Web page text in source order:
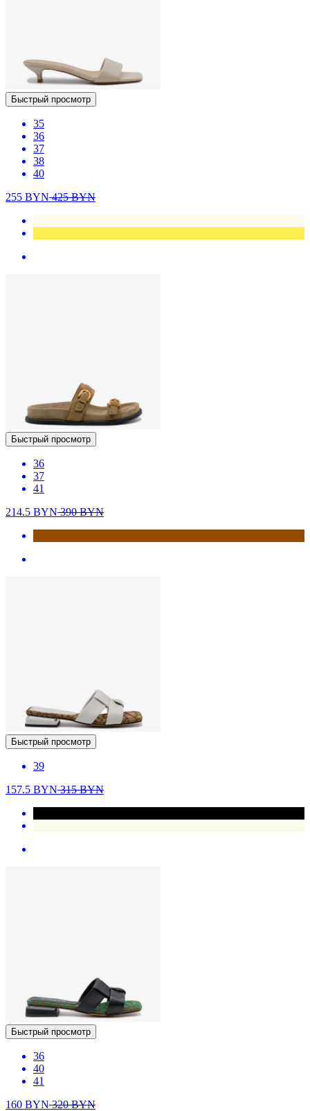
Быстрый просмотр
35
36
37
38
40
255 BYN425BYN
Быстрый просмотр
36
37
41
214.5 BYN390BYN
Быстрый просмотр
39
157.5 BYN315BYN
Быстрый просмотр
36
40
41
160 BYN320BYN